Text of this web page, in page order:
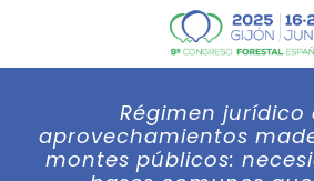
Régimen jurídico
aprovechamientos
montes públicos: